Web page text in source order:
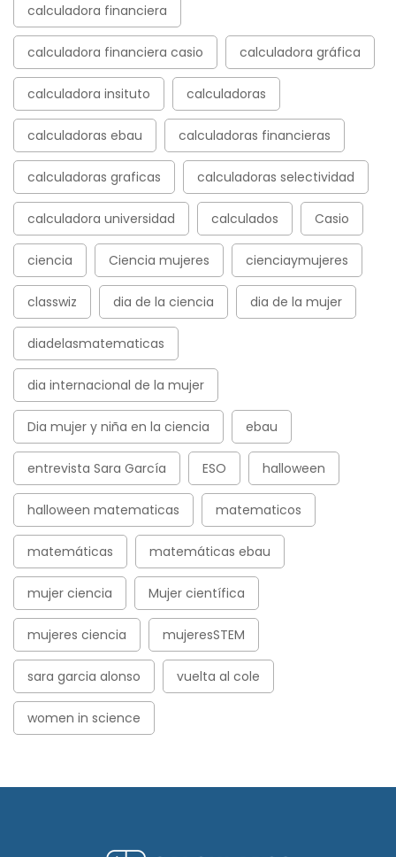
calculadora financiera
calculadora financiera casio calculadora gráfica
calculadora insituto calculadoras
calculadoras ebau calculadoras financieras
calculadoras graficas calculadoras selectividad
calculadora universidad calculados Casio
ciencia Ciencia mujeres cienciaymujeres
classwiz dia de la ciencia dia de la mujer
diadelasmatematicas
dia internacional de la mujer
Dia mujer y niña en la ciencia ebau
entrevista Sara García ESO halloween
halloween matematicas matematicos
matemáticas matemáticas ebau
mujer ciencia Mujer científica
mujeres ciencia mujeresSTEM
sara garcia alonso vuelta al cole
women in science